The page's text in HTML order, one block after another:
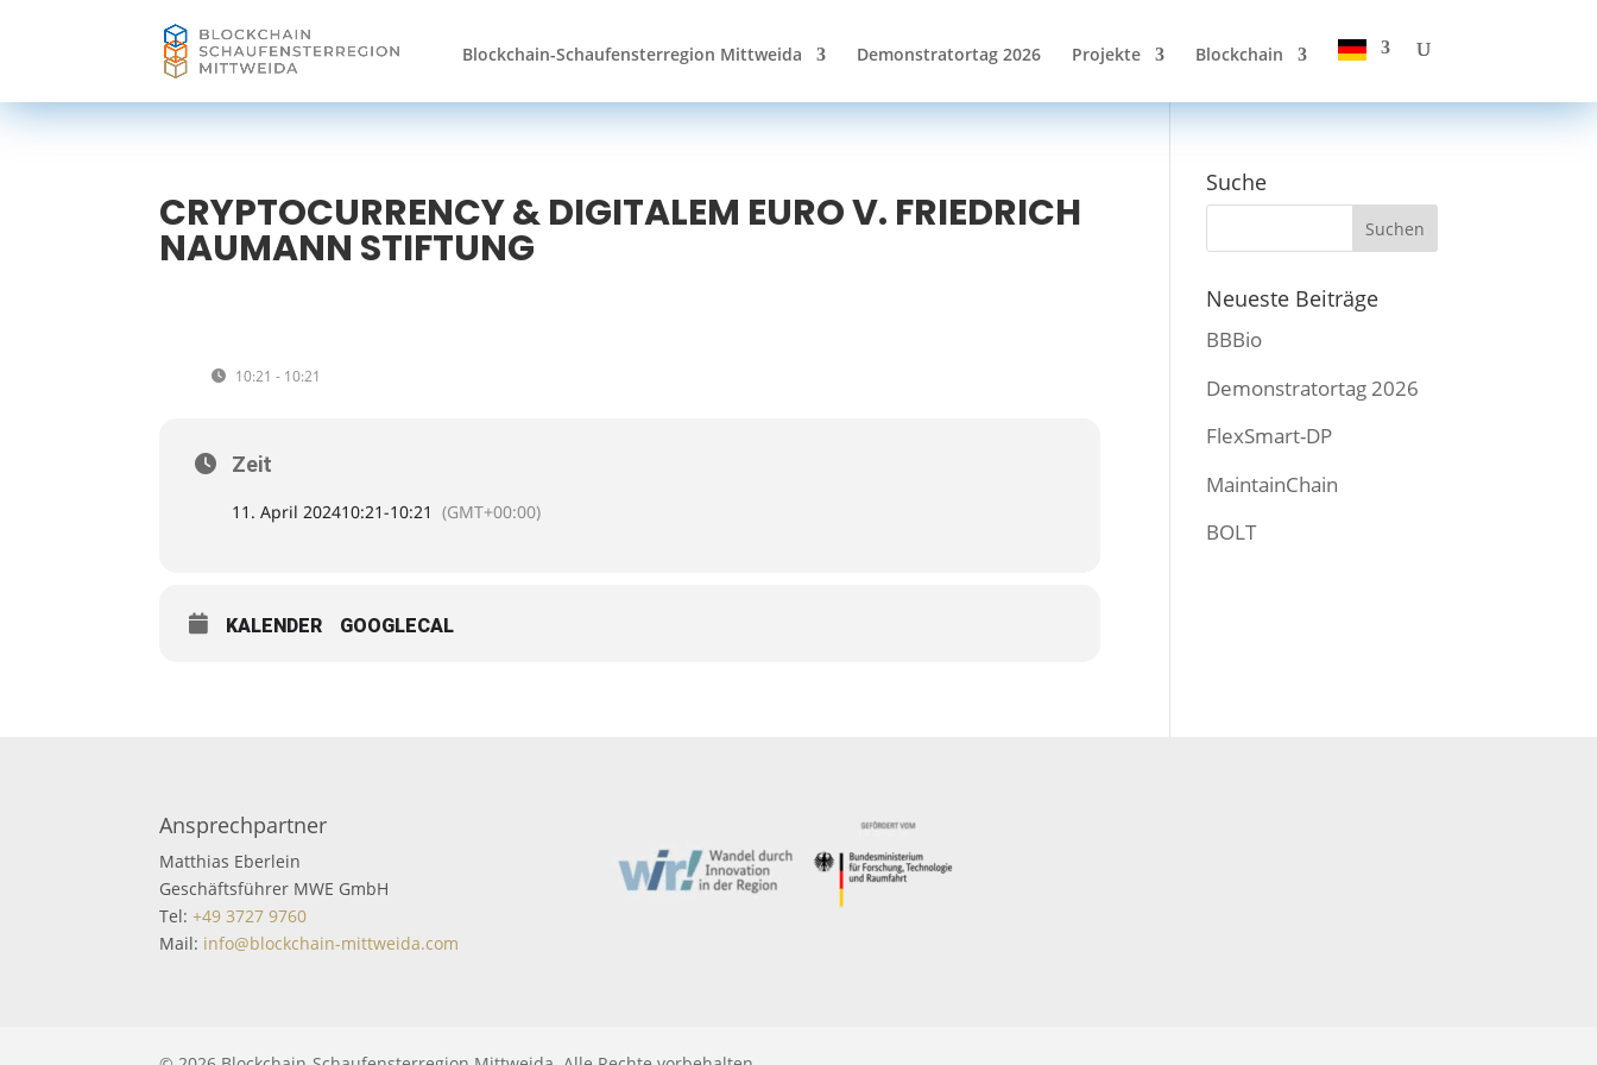
Blockchain-Schaufensterregion Mittweida Demonstratortag 2026 Projekte Blockchain
CRYPTOCURRENCY & DIGITALEM EURO V. FRIEDRICH
NAUMANN STIFTUNG
10:21 - 10:21
Zeit
11. April 202410:21-10:21 (GMT+00:00)
KALENDER GOOGLECAL
Suche
Neueste Beiträge
BBBio
Demonstratortag 2026
FlexSmart-DP
MaintainChain
BOLT
Ansprechpartner
Matthias Eberlein
Geschäftsführer MWE GmbH
Tel: +49 3727 9760
Mail: info@blockchain-mittweida.com